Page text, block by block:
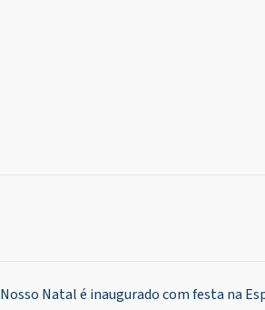
Nosso Natal é inaugurado com festa na